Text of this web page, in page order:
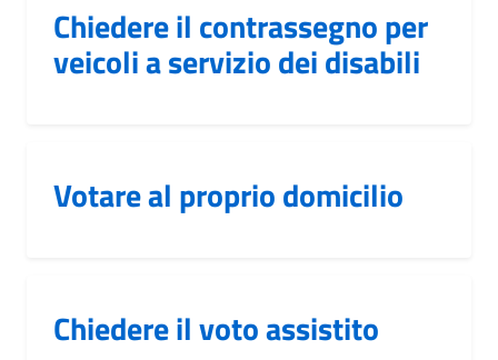
Chiedere il contrassegno per
veicoli a servizio dei disabili
Votare al proprio domicilio
Chiedere il voto assistito